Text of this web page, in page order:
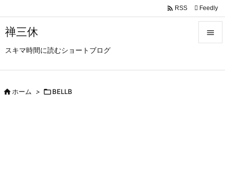
禅三休
スキマ時間に読むショートブログ

 RSS Feedly
ホーム > BELLB